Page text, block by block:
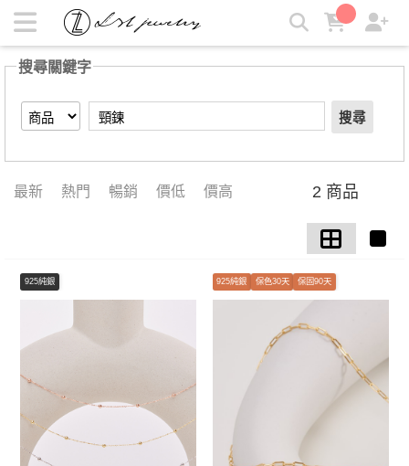
【頸鍊】搜尋結果 | LZL Jewelry 輕珠寶飾品
搜尋關鍵字
搜尋
最新 熱門 暢銷 價低 價高 2 商品
925純銀 925純銀 保色30天 保固90天